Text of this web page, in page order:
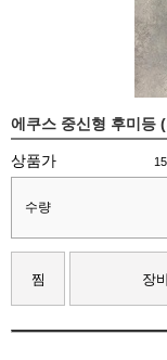
에쿠스 중신형 후미등
상품가
수량
찜 장